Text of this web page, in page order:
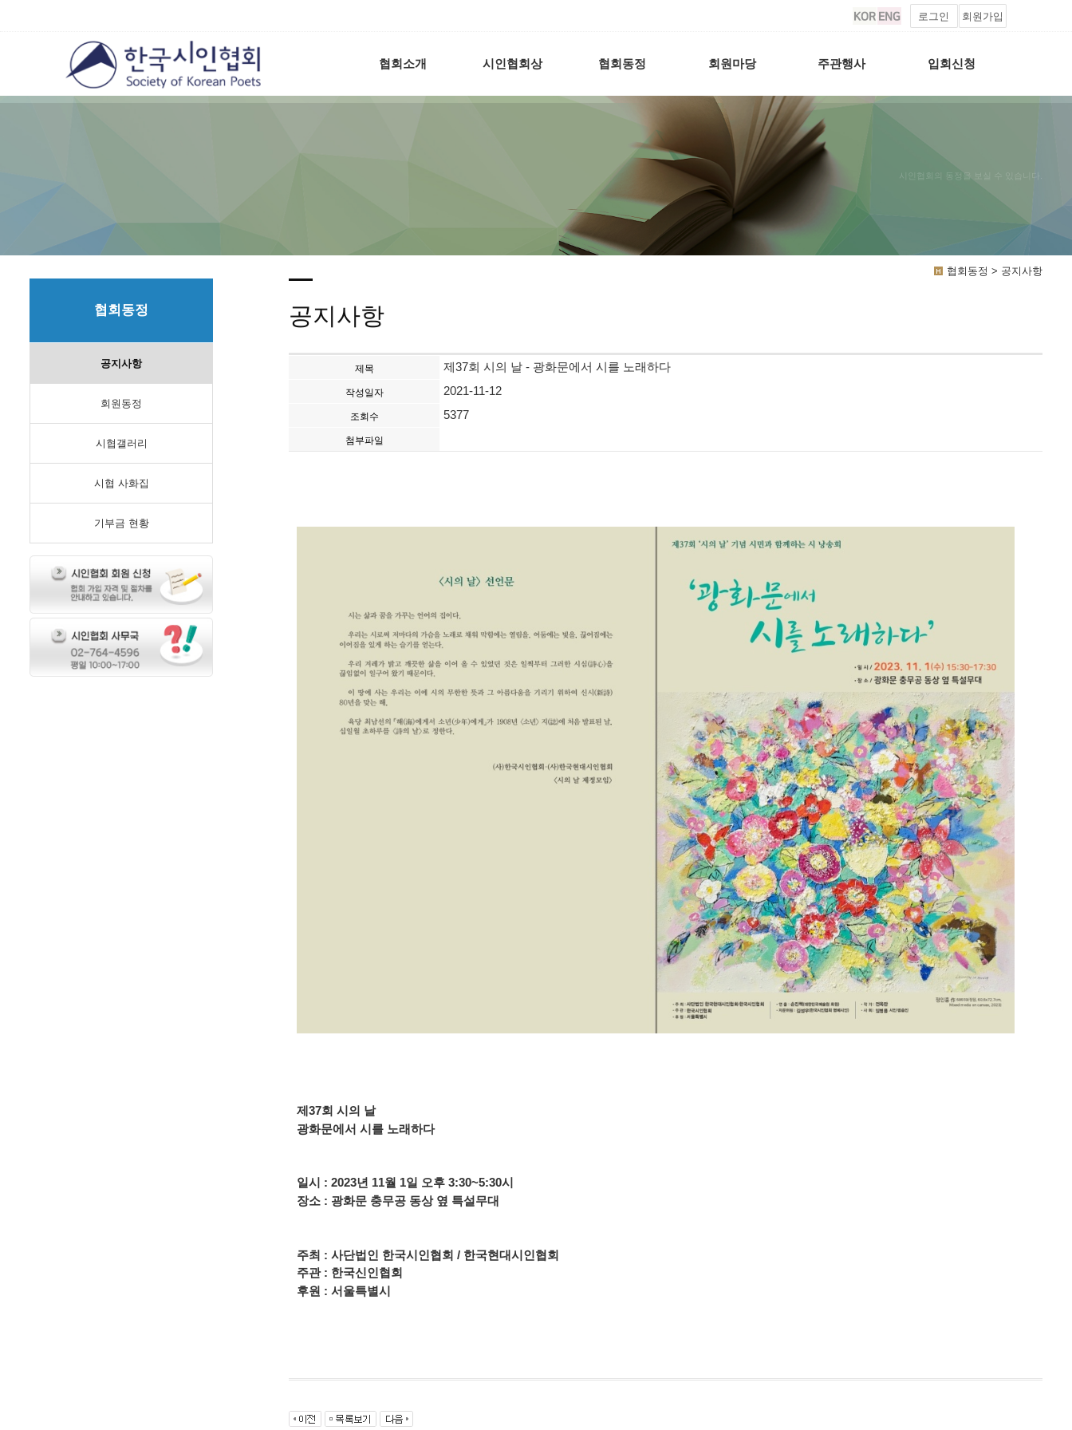
로그인 회원가입
협회소개 시인협회상 협회동정 회원마당 주관행사 입회신청
시인협회의 동정을 보실 수 있습니다.
협회동정 > 공지사항
협회동정
공지사항
회원동정
시협갤러리
시협 사화집
기부금 현황
공지사항
제목 제37회 시의 날 - 광화문에서 시를 노래하다
작성일자 2021-11-12
조회수 5377
첨부파일
제37회 시의 날
광화문에서 시를 노래하다
일시 : 2023년 11월 1일 오후 3:30~5:30시
장소 : 광화문 충무공 동상 옆 특설무대
주최 : 사단법인 한국시인협회 / 한국현대시인협회
주관 : 한국신인협회
후원 : 서울특별시